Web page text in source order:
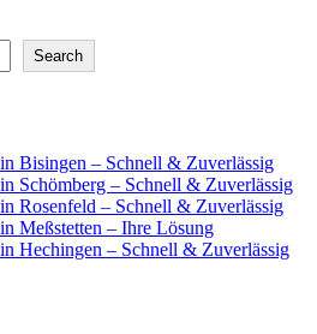
Search
Bisingen – Schnell & Zuverlässig
Schömberg – Schnell & Zuverlässig
Rosenfeld – Schnell & Zuverlässig
Meßstetten – Ihre Lösung
Hechingen – Schnell & Zuverlässig